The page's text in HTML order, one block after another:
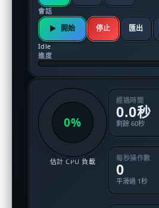
會話
開始 停止 匯出
Idle
進度
0%
估計 CPU 負載
經過時間
0.0秒
剩餘 60秒
每秒操作數
0
平滑過 1秒